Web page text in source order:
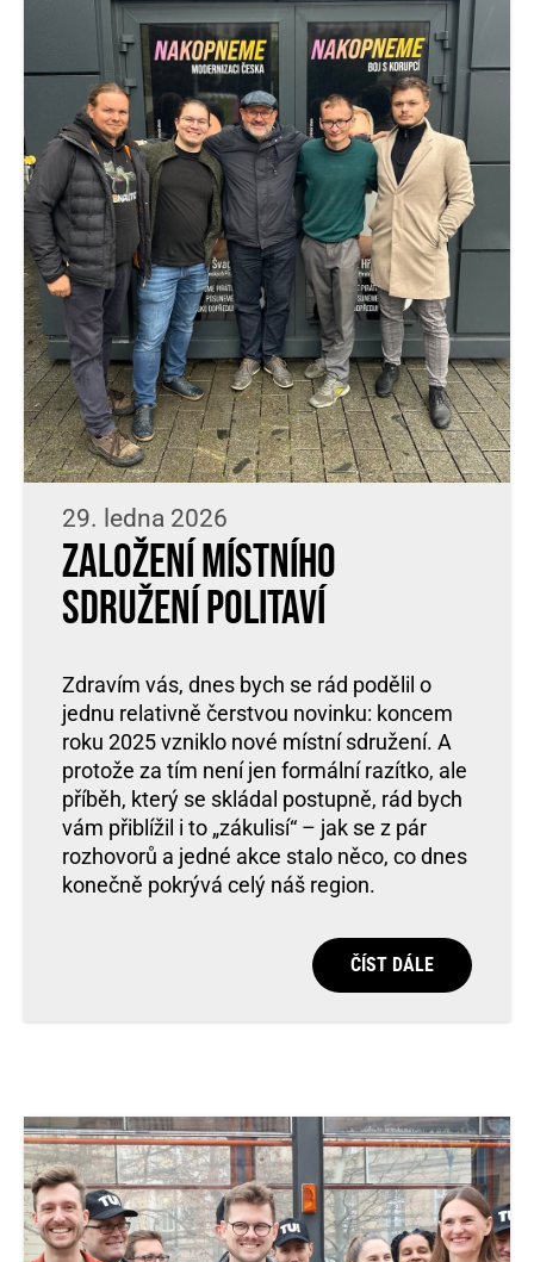
29. ledna 2026
Založení místního
sdružení Politaví
Zdravím vás, dnes bych se rád podělil o
jednu relativně čerstvou novinku: koncem
roku 2025 vzniklo nové místní sdružení. A
protože za tím není jen formální razítko, ale
příběh, který se skládal postupně, rád bych
vám přiblížil i to „zákulisí“ – jak se z pár
rozhovorů a jedné akce stalo něco, co dnes
konečně pokrývá celý náš region.
ČÍST DÁLE